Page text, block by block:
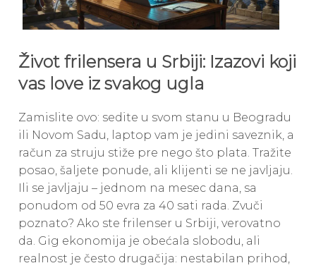
Život frilensera u Srbiji: Izazovi koji
vas love iz svakog ugla
Zamislite ovo: sedite u svom stanu u Beogradu
ili Novom Sadu, laptop vam je jedini saveznik, a
račun za struju stiže pre nego što plata. Tražite
posao, šaljete ponude, ali klijenti se ne javljaju.
Ili se javljaju – jednom na mesec dana, sa
ponudom od 50 evra za 40 sati rada. Zvuči
poznato? Ako ste frilenser u Srbiji, verovatno
da. Gig ekonomija je obećala slobodu, ali
realnost je često drugačija: nestabilan prihod,